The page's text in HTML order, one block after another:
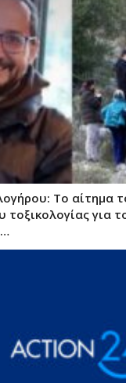
Το αίτημα
τοξικολογίας για